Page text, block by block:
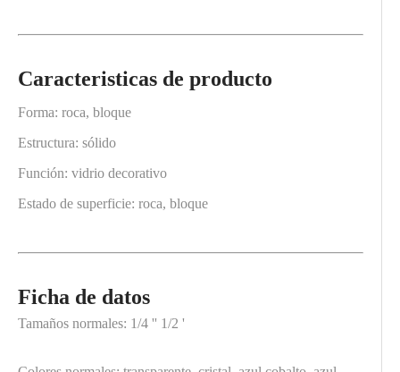
Caracteristicas de producto
Forma: roca, bloque
Estructura: sólido
Función: vidrio decorativo
Estado de superficie: roca, bloque
Ficha de datos
Tamaños normales: 1/4 '' 1/2 '